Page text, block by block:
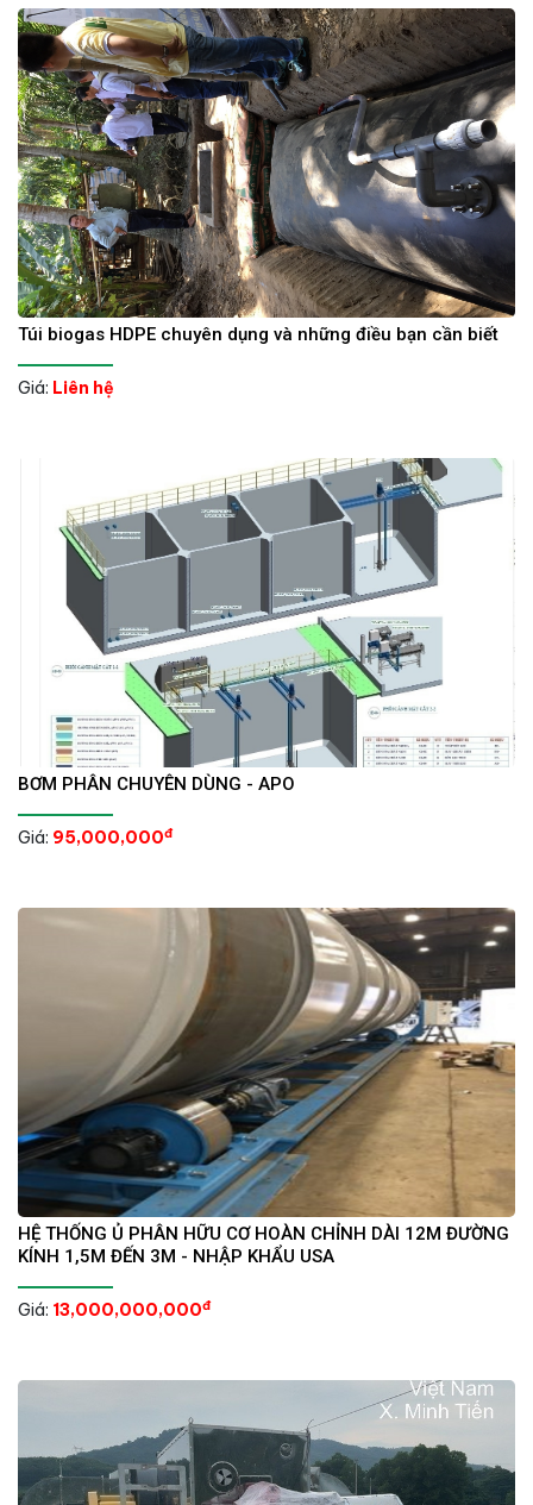
Túi biogas HDPE chuyên dụng và những điều bạn cần biết
Giá: Liên hệ
BƠM PHÂN CHUYÊN DÙNG - APO
Giá: 95,000,000đ
HỆ THỐNG Ủ PHÂN HỮU CƠ HOÀN CHỈNH DÀI 12M ĐƯỜNG
KÍNH 1,5M ĐẾN 3M - NHẬP KHẨU USA
Giá: 13,000,000,000đ